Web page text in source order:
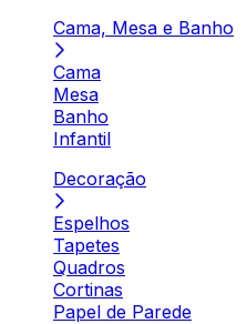
Cama, Mesa e Banho
Cama
Mesa
Banho
Infantil
Decoração
Espelhos
Tapetes
Quadros
Cortinas
Papel de Parede